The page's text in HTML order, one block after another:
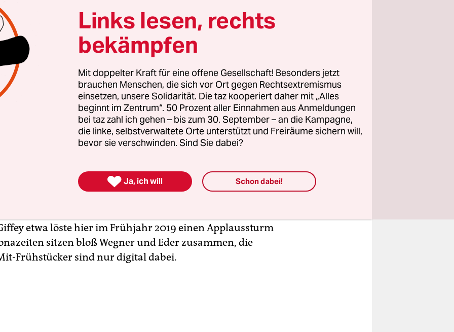
Jan Eder. Und da fordert der CDU-
für die Abgeordnetenhauswahl allen
Wahlumfragen zum Trotz: „Die Grünen müssen sich
Sie müssten den Kreuzberger Einfluss bei sich verringern,
gnädigerweise ein Bündnis nach der Wahl im
für denkbar: „Eine Koalition mit Florian Schmidt und Dirk
Kreuzberg beheimatete prominente Gesichter im
d.taz)
kann ich mir nur schwer vorstellen.“
würden bei diesen Worten 200 bis 300 Zuhörer vor
Fasanenstraße, meist Männer, vor sich eine Tasse
ein Brötchen oder Hörnchen. „Wirtschaftspolitisches
etwa löste hier im Frühjahr 2019 einen Applaussturm
sitzen bloß Wegner und Eder zusammen, die
Frühstücker sind nur digital dabei.
Links lesen, rechts
bekämpfen
Mit doppelter Kraft für eine offene Gesellschaft! Besonders jetzt
brauchen Menschen, die sich vor Ort gegen Rechtsextremismus
einsetzen, unsere Solidarität. Die taz kooperiert daher mit „Alles
beginnt im Zentrum“. 50 Prozent aller Einnahmen aus Anmeldungen
bei taz zahl ich gehen – bis zum 30. September – an die Kampagne,
die linke, selbstverwaltete Orte unterstützt und Freiräume sichern will,
bevor sie verschwinden. Sind Sie dabei?
 Ja, ich will Schon dabei!